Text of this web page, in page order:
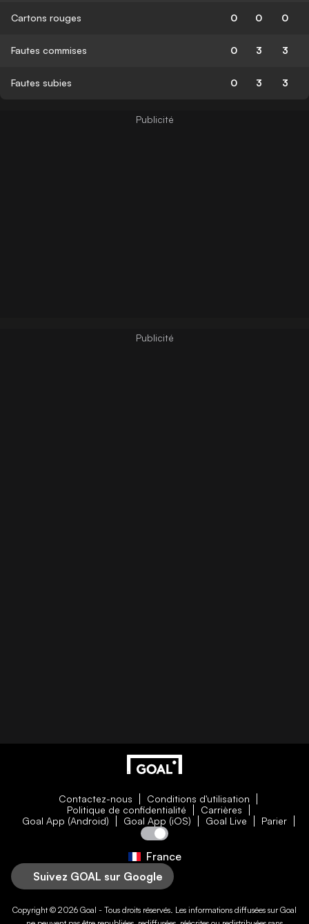
Cartons rouges 0 0 0
Fautes commises 0 3 3
Fautes subies 0 3 3
Contactez-nous
Conditions d'utilisation
Politique de confidentialité
Carrières
Goal App (Android)
Goal App (iOS) Goal Live Parier
France
Suivez GOAL sur Google
Copyright © 2026 Goal - Tous droits réservés. Les informations diffusées surGoal